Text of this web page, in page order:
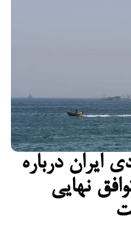
ایران درباره
نهایی